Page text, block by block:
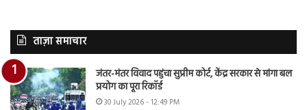
ताज़ा समाचार
जंतर-मंतर विवाद पहुंचा सुप्रीम कोर्ट, केंद्र सरकार से मांगा बल
प्रयोग का पूरा रिकॉर्ड
30 July 2026 - 12:49 PM